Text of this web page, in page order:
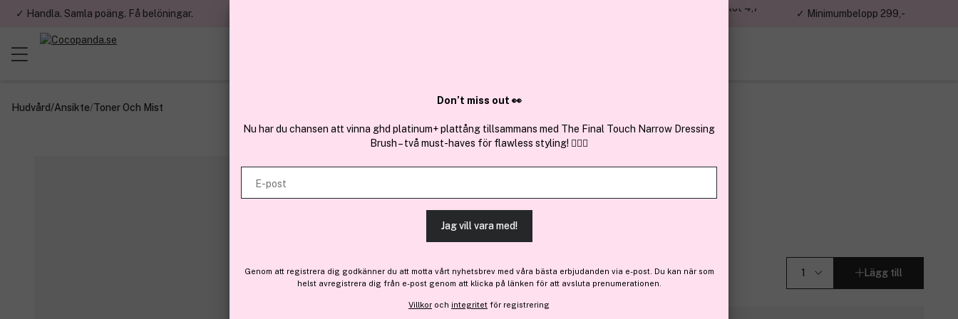
✓ Handla. Samla poäng. Få belöningar.
✓ Över 1,5 miljon kunder – Trustpilot 4,7
✓ Minimumbelopp 299,-
Hudvård/Ansikte/Toner Och Mist
Black Rice Hyaluronic Toner 300ml
369 kr Lägg till
Don’t miss out 👀
Nu har du chansen att vinna ghd platinum+ plattång tillsammans med The Final Touch Narrow Dressing
Brush – två must-haves för flawless styling! 💇‍♀️✨
E-post
Jag vill vara med!
Genom att registrera dig godkänner du att motta vårt nyhetsbrev med våra bästa erbjudanden via e-post. Du kan när som
helst avregistrera dig från e-post genom att klicka på länken för att avsluta prenumerationen.
Villkor och integritet för registrering